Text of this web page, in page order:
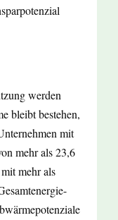
werden
bleibt bestehen,
mit
mehr als 23,6
mehr als